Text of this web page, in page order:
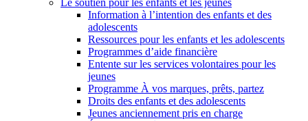
Information à l’intention des enfants et des
adolescents
Ressources pour les enfants et les adolescents
Programmes d’aide financière
Entente sur les services volontaires pour les
jeunes
Programme À vos marques, prêts, partez
Droits des enfants et des adolescents
Jeunes anciennement pris en charge